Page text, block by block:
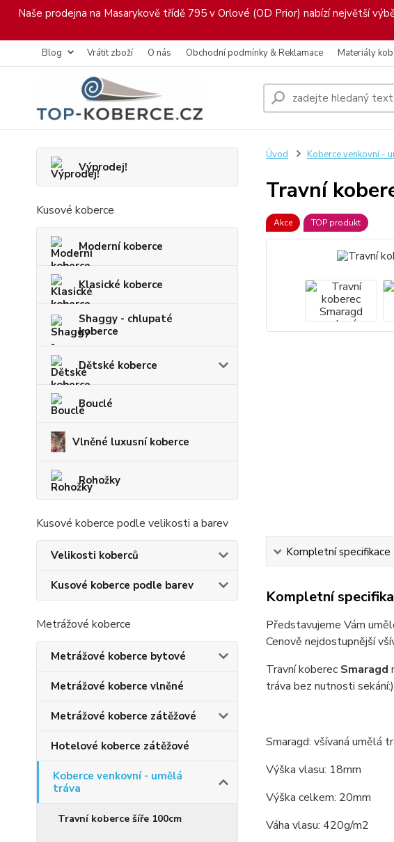
Naše prodejna na Masarykově třídě 795 v Orlové (OD Prior) nabízí největší
Blog Vrátit zboží O nás Obchodní podmínky & Reklamace Materiály
Výprodej!
Kusové koberce
Moderní koberce
Klasické koberce
Shaggy - chlupaté
koberce
Dětské koberce
Bouclé
Vlněné luxusní koberce
Rohožky
Kusové koberce podle velikosti a barev
Velikosti koberců
Kusové koberce podle barev
Metrážové koberce
Metrážové koberce bytové
Metrážové koberce vlněné
Metrážové koberce zátěžové
Hotelové koberce zátěžové
Koberce venkovní - umělá
tráva
Travní koberce šíře 100cm
Úvod Koberce venkovní -
Travní
Akce TOP produkt
Kompletní specifikace
Kompletní
Představujeme Vám
Cenově nejdostupnější
Travní koberec Smaragd
tráva bez nutnosti sekání:)
Smaragd: všívaná umělá
Výška vlasu: 18mm
Výška celkem: 20mm
Váha vlasu: 420g/m2